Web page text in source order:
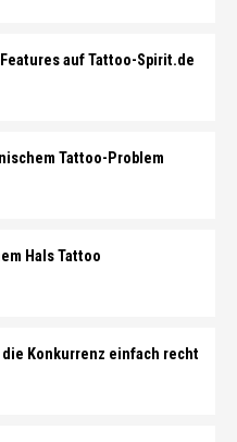
auf Tattoo-Spirit.de
Tattoo-Problem
Hals Tattoo
die Konkurrenz einfach recht